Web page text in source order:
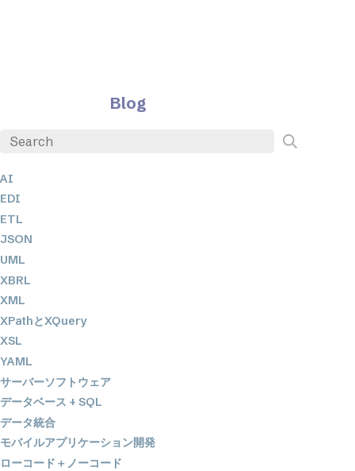
Blog
AI
EDI
ETL
JSON
UML
XBRL
XML
XPathとXQuery
XSL
YAML
サーバーソフトウェア
データベース + SQL
データ統合
モバイルアプリケーション開発
ローコード＋ノーコード